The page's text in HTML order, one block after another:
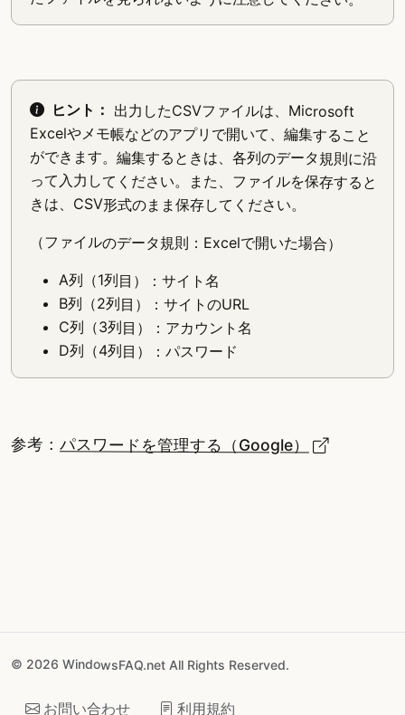
ヒント： 出力したCSVファイルは、Microsoft
Excelやメモ帳などのアプリで開いて、編集すること
ができます。編集するときは、各列のデータ規則に沿
って入力してください。また、ファイルを保存すると
きは、CSV形式のまま保存してください。
（ファイルのデータ規則：Excelで開いた場合）
A列（1列目）：サイト名
B列（2列目）：サイトのURL
C列（3列目）：アカウント名
D列（4列目）：パスワード
参考：パスワードを管理する（Google）
© 2026 WindowsFAQ.net All Rights Reserved.
お問い合わせ 利用規約